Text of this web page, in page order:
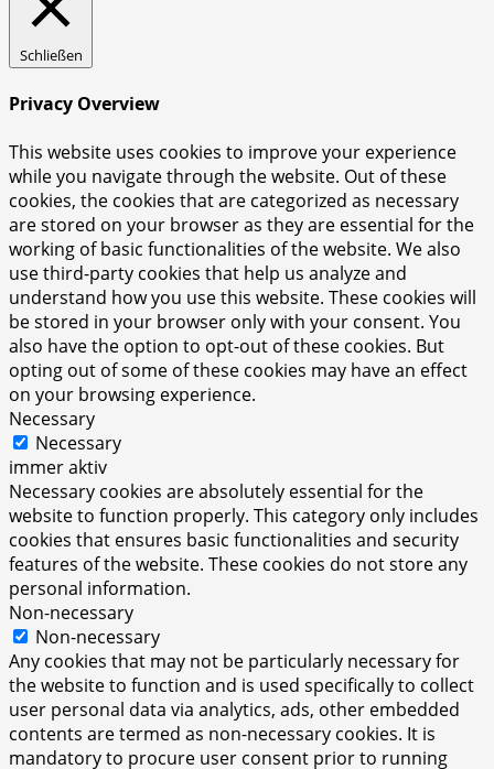
Schließen
Privacy Overview
This website uses cookies to improve your experience
while you navigate through the website. Out of these
cookies, the cookies that are categorized as necessary
are stored on your browser as they are essential for the
working of basic functionalities of the website. We also
use third-party cookies that help us analyze and
understand how you use this website. These cookies will
be stored in your browser only with your consent. You
also have the option to opt-out of these cookies. But
opting out of some of these cookies may have an effect
on your browsing experience.
Necessary
Necessary
immer aktiv
Necessary cookies are absolutely essential for the
website to function properly. This category only includes
cookies that ensures basic functionalities and security
features of the website. These cookies do not store any
personal information.
Non-necessary
Non-necessary
Any cookies that may not be particularly necessary for
the website to function and is used specifically to collect
user personal data via analytics, ads, other embedded
contents are termed as non-necessary cookies. It is
mandatory to procure user consent prior to running